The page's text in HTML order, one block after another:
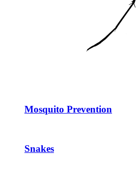
Mosquito Prevention
Snakes